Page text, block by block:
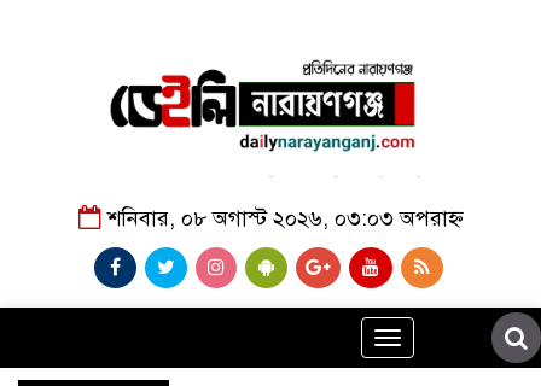
শনিবার, ০৮ অগাস্ট ২০২৬, ০৩:০৩ অপরাহ্ন
Toggle
navigation